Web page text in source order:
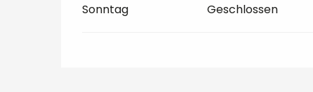
Sonntag Geschlossen